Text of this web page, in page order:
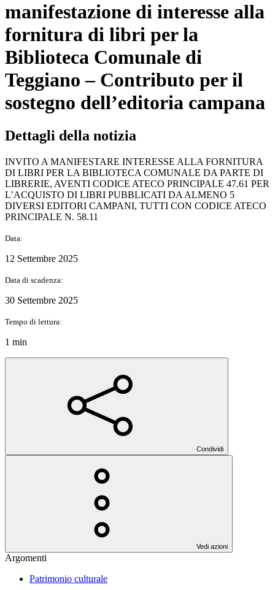
manifestazione di interesse alla
fornitura di libri per la
Biblioteca Comunale di
Teggiano – Contributo per il
sostegno dell’editoria campana
Dettagli della notizia
INVITO A MANIFESTARE INTERESSE ALLA FORNITURA
DI LIBRI PER LA BIBLIOTECA COMUNALE DA PARTE DI
LIBRERIE, AVENTI CODICE ATECO PRINCIPALE 47.61 PER
L’ACQUISTO DI LIBRI PUBBLICATI DA ALMENO 5
DIVERSI EDITORI CAMPANI, TUTTI CON CODICE ATECO
PRINCIPALE N. 58.11
Data:
12 Settembre 2025
Data di scadenza:
30 Settembre 2025
Tempo di lettura:
1 min
Condividi
Vedi azioni
Argomenti
Patrimonio culturale